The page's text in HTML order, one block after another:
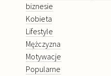
biznesie
Kobieta
Lifestyle
Mężczyzna
Motywacje
Popularne